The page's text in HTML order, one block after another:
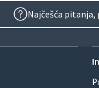
Najčešća pitanja,